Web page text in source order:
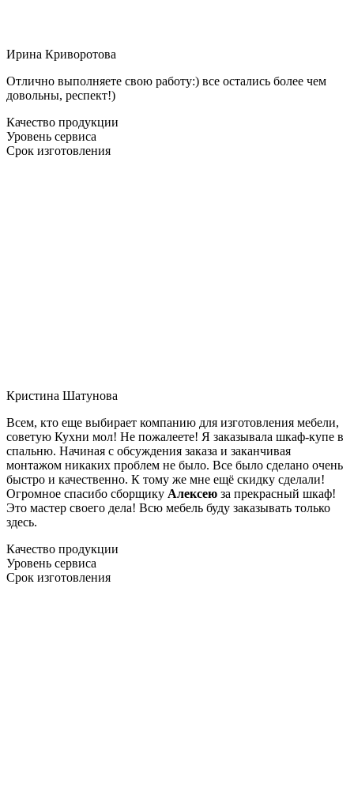
Ирина Криворотова
Отлично выполняете свою работу:) все остались более чем
довольны, респект!)
Качество продукции
Уровень сервиса
Срок изготовления
Кристина Шатунова
Всем, кто еще выбирает компанию для изготовления мебели,
советую Кухни мол! Не пожалеете! Я заказывала шкаф-купе в
спальню. Начиная с обсуждения заказа и заканчивая
монтажом никаких проблем не было. Все было сделано очень
быстро и качественно. К тому же мне ещё скидку сделали!
Огромное спасибо сборщику Алексею за прекрасный шкаф!
Это мастер своего дела! Всю мебель буду заказывать только
здесь.
Качество продукции
Уровень сервиса
Срок изготовления